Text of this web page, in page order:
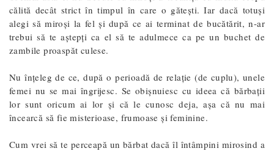
călită decât strict în timpul în care o gătești. Iar dacă totuși
alegi să miroși la fel și după ce ai terminat de bucătărit, n-ar
trebui să te aștepți ca el să te adulmece ca pe un buchet de
zambile proaspăt culese.
Nu înțeleg de ce, după o perioadă de relație (de cuplu), unele
femei nu se mai îngrijesc. Se obișnuiesc cu ideea că bărbații
lor sunt oricum ai lor și că le cunosc deja, așa că nu mai
încearcă să fie misterioase, frumoase și feminine.
Cum vrei să te perceapă un bărbat dacă îl întâmpini mirosind a